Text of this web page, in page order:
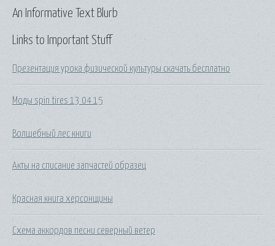
Links to Important Stuff
Презентация урока физической культуры скачать бесплатно
Моды spin tires 13 04 15
Волшебный лес книги
Акты на списание запчастей образец
Красная книга херсонщины
Схема аккордов песни северный ветер
An Informative Text Blurb